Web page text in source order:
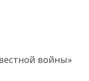
войны»